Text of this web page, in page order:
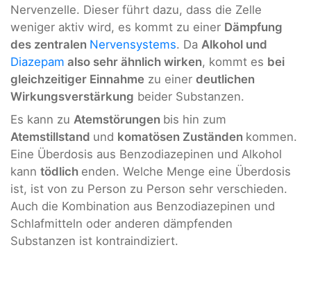
Nervenzelle. Dieser führt dazu, dass die Zelle
weniger aktiv wird, es kommt zu einer Dämpfung
des zentralen Nervensystems. Da Alkohol und
Diazepam also sehr ähnlich wirken, kommt es bei
gleichzeitiger Einnahme zu einer deutlichen
Wirkungsverstärkung beider Substanzen.
Es kann zu Atemstörungen bis hin zum
Atemstillstand und komatösen Zuständen kommen.
Eine Überdosis aus Benzodiazepinen und Alkohol
kann tödlich enden. Welche Menge eine Überdosis
ist, ist von zu Person zu Person sehr verschieden.
Auch die Kombination aus Benzodiazepinen und
Schlafmitteln oder anderen dämpfenden
Substanzen ist kontraindiziert.